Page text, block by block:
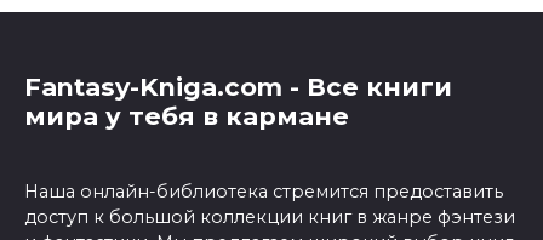
Fantasy-Kniga.com - Все книги
мира у тебя в кармане
Наша онлайн-библиотека стремится предоставить
доступ к большой коллекции книг в жанре фэнтези